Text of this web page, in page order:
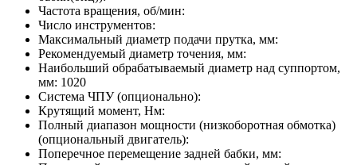
Частота вращения, об/мин:
Число инструментов:
Максимальный диаметр подачи прутка, мм:
Рекомендуемый диаметр точения, мм:
Наибольший обрабатываемый диаметр над суппортом,
мм: 1020
Система ЧПУ (опционально):
Крутящий момент, Нм:
Полный диапазон мощности (низкоборотная обмотка)
(опциональный двигатель):
Поперечное перемещение задней бабки, мм: